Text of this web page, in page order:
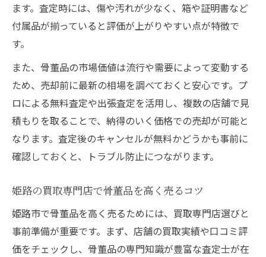
ます。査定時には、傷や汚れが少なく、箱や証明書など
付属品が揃っていると評価が上がりやすい点が特徴で
す。
また、骨董品の市場価値は流行や需要によって変動する
ため、売却前に最新の相場を調べておくと安心です。プ
ロによる無料査定や出張査定を活用し、複数の店舗で見
積もりを取ることで、納得のいく価格での売却が可能と
なります。査定後のキャンセルが無料かどうかも事前に
確認しておくと、トラブル防止につながります。
姫路の買取専門店で骨董品を高く売るコツ
姫路市で骨董品を高く売るためには、買取専門店選びと
事前準備が重要です。まず、店舗の買取実績や口コミ評
価をチェックし、骨董品の専門知識が豊富な査定士が在